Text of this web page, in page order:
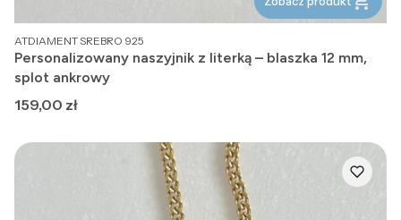
PRODUCENT
ATDIAMENT SREBRO 925
Personalizowany naszyjnik z literką – blaszka 12 mm,
splot ankrowy
Cena
159,00 zł